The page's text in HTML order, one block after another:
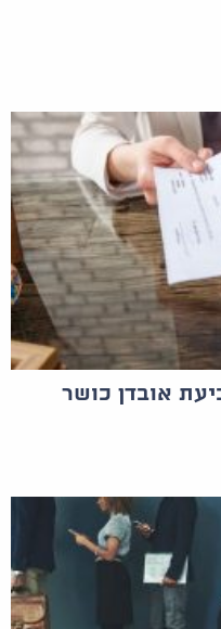
אובדן כושר